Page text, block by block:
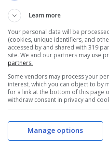
unica vera novità
in rete”. Le attività
nei locali di via
Learn more
Your personal data will be
(cookies, unique identifiers, and
accessed by and shared with 319
site. We and our partners may use
partners.
Some vendors may process your
interest, which you can object to by
for a link at the bottom of this page
withdraw consent in privacy and
Manage options